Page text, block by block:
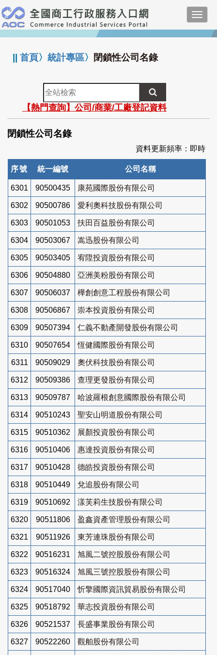
跳
到
主
要
:::
||首頁〉統計專區〉 閉鎖性公司名錄
全
站
檢
索
【熱門查詢】公司/商業/工廠登記資料
閉鎖性公司名錄
資料更新頻率：即時
序號 統一編號 公司名稱
6301 90500435 康苑國際股份有限公司
6302 90500786 愛利奧科技股份有限公司
6303 90501053 扶田百益股份有限公司
6304 90503067 嵩迅股份有限公司
6305 90503405 宥陞投資股份有限公司
6306 90504880 亞洲美粉股份有限公司
6307 90506037 樺創創意工程股份有限公司
6308 90506867 崇本投資股份有限公司
6309 90507394 仁義不動產開發股份有限公司
6310 90507654 恆健國際股份有限公司
6311 90509029 奧伏科技股份有限公司
6312 90509386 查理更發股份有限公司
6313 90509787 哈波羅根創意國際股份有限公司
6314 90510243 聖安山明道股份有限公司
6315 90510362 展顏投資股份有限公司
6316 90510406 惠達投資股份有限公司
6317 90510428 德皓投資股份有限公司
6318 90510449 兌追股份有限公司
6319 90510692 漾芙莉生技股份有限公司
6320 90511806 盈鑫資產管理股份有限公司
6321 90511926 東芳連珠股份有限公司
6322 90516231 旭風二號控股股份有限公司
6323 90516324 旭風三號控股股份有限公司
6324 90517040 忻擎國際資訊貿易股份有限公司
6325 90518792 華志投資股份有限公司
6326 90521537 長盛事業股份有限公司
6327 90522260 觀舶股份有限公司